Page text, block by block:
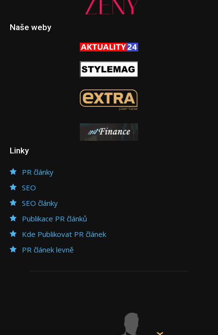
Naše weby
Linky
PR články
SEO
SEO články
Publikace PR článků
Kde Publikovat PR článek
PR článek levně